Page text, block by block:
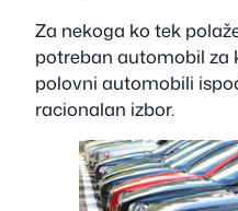
Za nekoga ko tek
potreban automobil za
polovni automobili
racionalan izbor.